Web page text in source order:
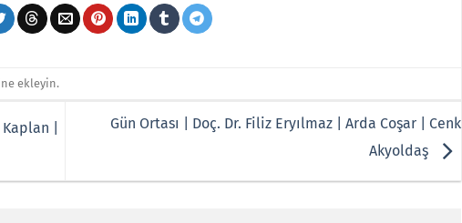
ekleyin.
|
Gün Ortası | Doç. Dr. Filiz Eryılmaz | Arda Coşar | Cenk
Akyoldaş